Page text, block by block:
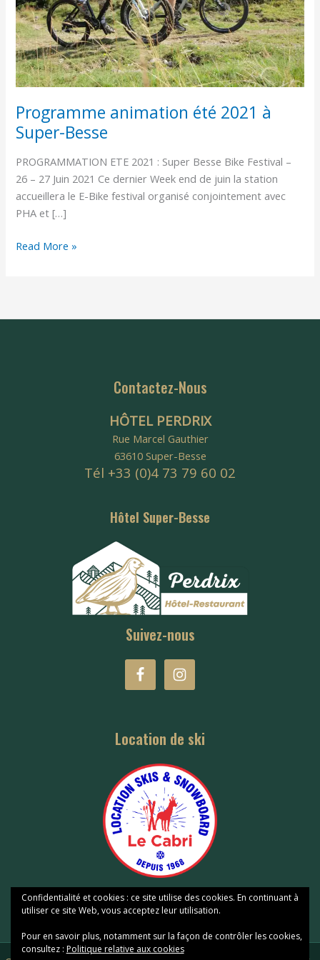
Programme animation été 2021 à
Super-Besse
PROGRAMMATION ETE 2021 : Super Besse Bike Festival –
26 – 27 Juin 2021 Ce dernier Week end de juin la station
accueillera le E-Bike festival organisé conjointement avec
PHA et […]
Besse
Read More »
Contactez-Nous
HÔTEL PERDRIX
Rue Marcel Gauthier
63610 Super-Besse
Tél +33 (0)4 73 79 60 02
Hôtel Super-Besse
Suivez-nous
Location de ski
Confidentialité et cookies : ce site utilise des cookies. En continuant à
utiliser ce site Web, vous acceptez leur utilisation.
Pour en savoir plus, notamment sur la façon de contrôler les cookies,
consultez : Politique relative aux cookies